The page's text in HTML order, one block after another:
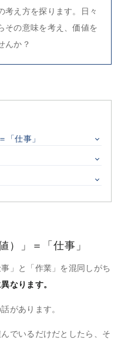
考え方を探ります。日々
その意味を考え、価値を
んか？
「仕事」
）」＝「仕事」
」と「作業」を混同しがち
なります。
があります。
でいるだけだとしたら、そ